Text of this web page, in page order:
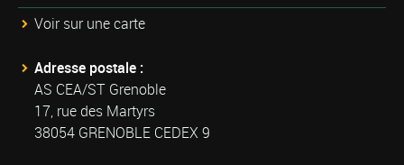
Voir sur une carte
Adresse postale :
AS CEA/ST Grenoble
17, rue des Martyrs
38054 GRENOBLE CEDEX 9